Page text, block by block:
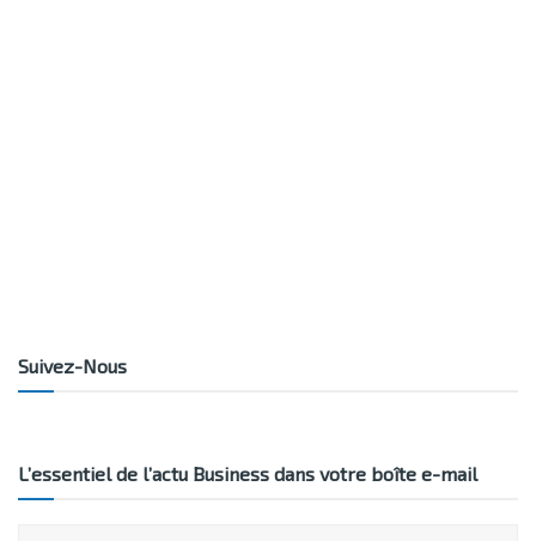
Suivez-Nous
L’essentiel de l’actu Business dans votre boîte e-mail